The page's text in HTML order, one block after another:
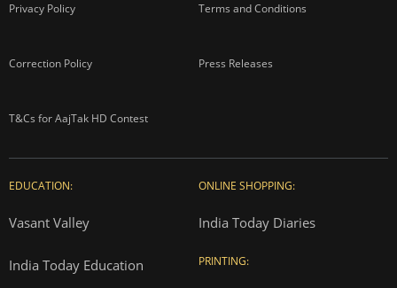
Privacy Policy Terms and Conditions
Correction Policy Press Releases
T&Cs for AajTak HD Contest
EDUCATION:
Vasant Valley
India Today Education
ONLINE SHOPPING:
India Today Diaries
PRINTING: